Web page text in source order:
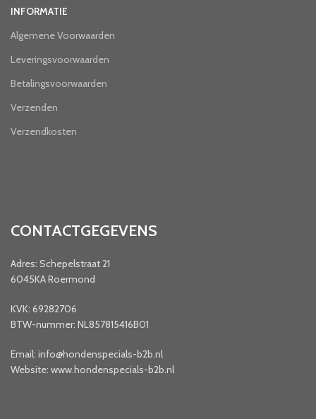
INFORMATIE
Algemene Voorwaarden
Leveringsvoorwaarden
Betalingsvoorwaarden
Verzenden
Verzendkosten
CONTACTGEGEVENS
Adres: Schepelstraat 21
6045KA Roermond
KVK: 69282706
BTW-nummer: NL857815416B01
Email: info@hondenspecials-b2b.nl
Website: www.hondenspecials-b2b.nl